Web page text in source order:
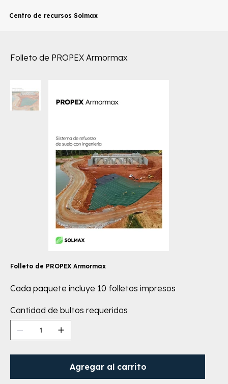
Centro de recursos Solmax
Folleto de PROPEX Armormax
Folleto de PROPEX Armormax
Cada paquete incluye 10 folletos impresos
Cantidad de bultos requeridos
Agregar al carrito